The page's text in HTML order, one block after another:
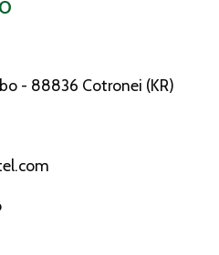
- 88836 Cotronei (KR)